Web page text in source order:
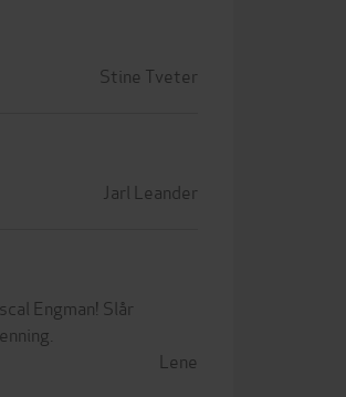
Stine Tveter
Jarl Leander
Engman! Slår
Lene